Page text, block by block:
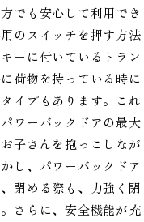
でも安心して利用でき
のスイッチを押す方法
ーに付いているトラン
荷物を持っている時に
イプもあります。これ
ワーバックドアの最大
子さんを抱っこしなが
し、パワーバックドア
閉める際も、力強く閉
さらに、安全機能が充